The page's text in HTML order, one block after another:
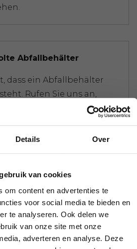
Details Over
van cookies
om content en advertenties te
voor social media te bieden en
te analyseren. Ook delen we
van onze site met onze
adverteren en analyse. Deze
Abfallbehälter
dass ein Abfallbehälter
Rufen Sie uns an,
versehen, ist er schon
uns nicht schwer
für Ihren
Ihnen sofort die
Machen Sie sich